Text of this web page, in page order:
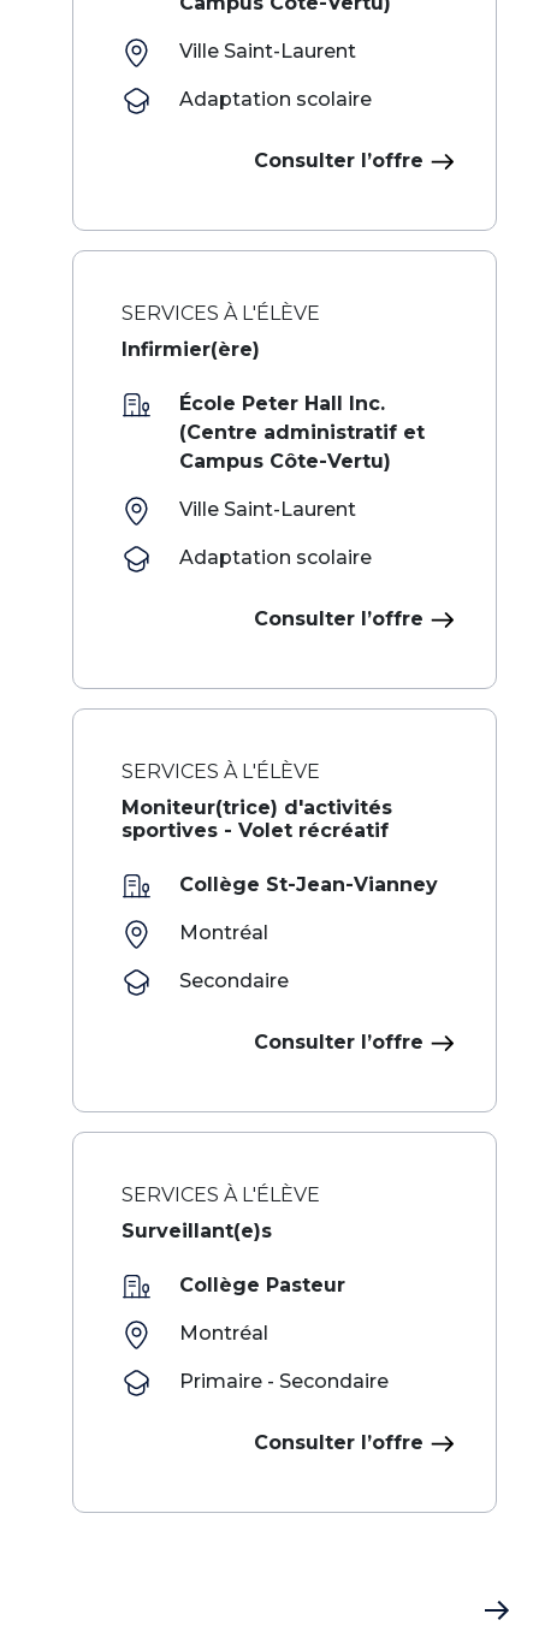
Ville Saint-Laurent
Adaptation scolaire
Consulter l’offre
SERVICES À L'ÉLÈVE
Infirmier(ère)
École Peter Hall Inc.
(Centre administratif et
Campus Côte-Vertu)
Ville Saint-Laurent
Adaptation scolaire
Consulter l’offre
SERVICES À L'ÉLÈVE
‌ ‍ ​‍​‍‌‍Moniteur(trice) d'activités
sportives - Volet récréatif​​​ ‌ ​‍‌‍‍‌‌‍‌ ‌‍‍‌‌‍ ‍​‍​‍​ ‍‍​‍​‍‌ ​ ‌‍​‌‌‍ ‍‌‍‍‌‌ ‌​‌ ‍‌​‍ ‍‌‍‍‌‌‍ ​‍​‍​‍ ​​‍​‍‌‍‍​‌ ​‍‌‍‌‌‌‍‌‍​‍​‍​ ‍‍​‍​‍‌‍‍​‌ ‌​‌ ‌​‌ ​​‌ ​ ​ ‍‍​‍ ​‍ ‌‍​ ‌ ​ ‌‍‍‍‌ ‌‍​‍ ‌‌ ​ ‌ ‌​‌ ‌‌‌‍‌​‌‍‍‌‌‍ ​
Collège St-Jean-Vianney
Montréal
Secondaire
Consulter l’offre
SERVICES À L'ÉLÈVE
Surveillant(e)s
Collège Pasteur
Montréal
Primaire - Secondaire
Consulter l’offre
Dernière